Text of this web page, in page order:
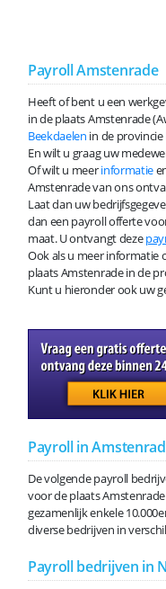
Payroll Amstenrade
Heeft of bent u een
in de plaats Amstenrade
Beekdaelen in de provincie
En wilt u graag uw
Of wilt u meerinformatie
Amstenrade van ons
Laat dan uw
dan een payroll offerte
maat. U ontvangt deze
Ook als u meer informatie
plaats Amstenrade in de
Kunt u hieronder ook uw
Payroll in
De volgende payroll
voor de plaats
gezamenlijk enkele
diverse bedrijven in
Payroll bedrijven in